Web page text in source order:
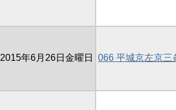
2015年6月26日金曜日 066 平城京左京三